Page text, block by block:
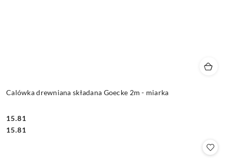
Calówka drewniana składana Goecke 2m - miarka
Cena:
15.81
Cena:
15.81